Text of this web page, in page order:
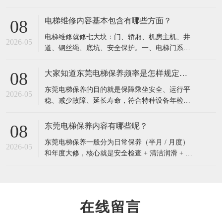
何维修、维保先打检修、挂警示牌，再作业，防
回路；必须短接调试时，专人看守、完工立刻拆
除。上轿顶、进底坑必须先确认轿厢位置，先打
08
2026-05
电梯维修内容基本包含有哪些方面？
电梯维修就修七大块：门、轿厢、机房主机、井
道、钢丝绳、底坑、安全保护。​一、电梯门系统
锁、电门锁触点检修更换门机电机、皮带、控制
变形调整、门滑块、地坎清理保养二、轿厢与操
控系统内外按键、显示屏、楼层灯维修更换轿厢
08
2026-05
大家知道东莞电梯保养频率是怎样规定吗？
东莞电梯保养的目的就是保障乘坐安全、运行平
稳、减少故障、延长寿命，符合特种设备年检要
道电梯保养的频率是怎样规定的吗？按国家《特
保养规则》的硬性规定：一、法定最低频率（必
须遵守）常规电梯（住宅、写字楼等）：每
08
2026-05
东莞电梯保养内容有哪些呢？
东莞电梯保养一般分为日常保养（半月 / 月度）
和年度大修，核心就是安全检查 + 清洁润滑 + 调
是否灵活、封记完好检查钢丝绳：磨损
在线留言